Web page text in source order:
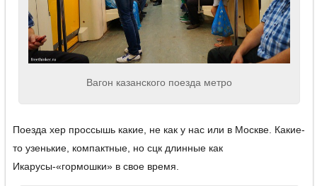
Вагон казанского поезда метро
Поезда хер проссышь какие, не как у нас или в Москве. Какие-
то узенькие, компактные, но сцк длинные как
Икарусы-«гормошки» в свое время.